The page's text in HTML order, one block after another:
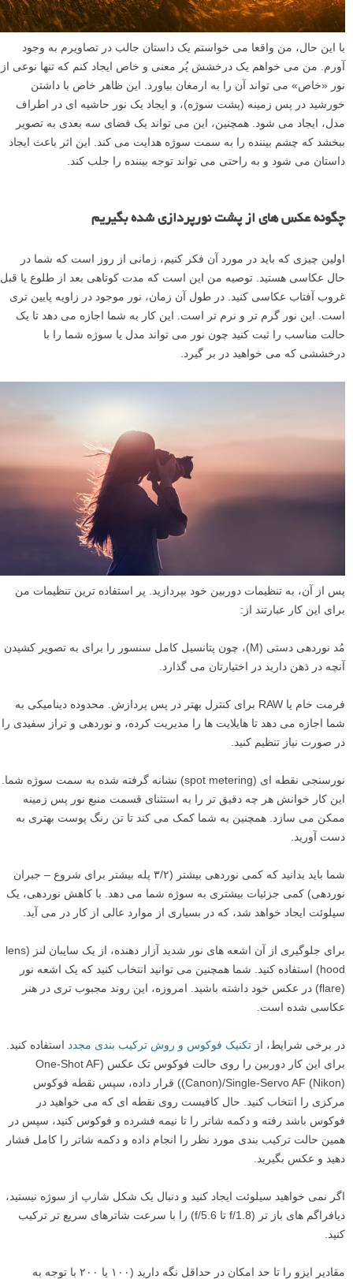
با این حال، من واقعا می خواستم یک داستان جالب در تصاویرم به وجود
آورم. من می خواهم یک درخشش پُر معنی و خاص ایجاد کنم که تنها نوعی از
نور «خاص» می تواند آن را به ارمغان بیاورد. این ظاهر خاص با داشتن
خورشید در پس زمینه (پشت سوژه)، و ایجاد یک نور حاشیه ای در اطراف
مدل، ایجاد می شود. همچنین، این می تواند یک فضای سه بعدی به تصویر
ببخشد که چشم بیننده را به سمت سوژه هدایت می کند. این اثر باعث ایجاد
داستان می شود و به راحتی می تواند توجه بیننده را جلب کند.
چگونه عکس های از پشت نورپردازی شده بگیریم
اولین چیزی که باید در مورد آن فکر کنیم، زمانی از روز است که شما در
حال عکاسی هستید. توصیه من این است که مدت کوتاهی بعد از طلوع یا قبل
غروب آفتاب عکاسی کنید. در طول آن زمان، نور موجود در زاویه پایین تری
است. این نور گرم تر و نرم تر است. این کار به شما اجازه می دهد تا یک
حالت مناسب را ثبت کنید چون نور می تواند مدل یا سوژه شما را با
درخششی که می خواهید در بر گیرد.
پس از آن، به تنظیمات دوربین خود بپردازید. پر استفاده ترین تنظیمات من
برای این کار عبارتند از:
مُد نوردهی دستی (M)، چون پتانسیل کامل سنسور را برای به تصویر کشیدن
آنچه در ذهن دارید در اختیارتان می گذارد.
فرمت خام یا RAW برای کنترل بهتر در پس پردازش. محدوده دینامیکی به
شما اجازه می دهد تا هایلایت ها را مدیریت کرده، و نوردهی و تراز سفیدی را
در صورت نیاز تنظیم کنید.
نورسنجی نقطه ای (spot metering) نشانه گرفته شده به سمت سوژه شما.
این کار خوانش هر چه دقیق تر را به استثنای قسمت منبع نور پس زمینه
ممکن می سازد. همچنین به شما کمک می کند تا تن رنگ پوست بهتری به
دست آورید.
شما باید بدانید که کمی نوردهی بیشتر (۳/۲ پله بیشتر برای شروع – جبران
نوردهی) کمی جزئیات بیشتری به سوژه شما می دهد. با کاهش نوردهی، یک
سیلوئت ایجاد خواهد شد، که در بسیاری از موارد عالی از کار در می آید.
برای جلوگیری از آن اشعه های نور شدید آزار دهنده، از یک سایبان لنز (lens
hood) استفاده کنید. شما همچنین می توانید انتخاب کنید که یک اشعه نور
(flare) در عکس خود داشته باشید. امروزه، این روند مجبوب تری در هنر
عکاسی شده است.
در برخی شرایط، از تکنیک فوکوس و روش ترکیب بندی مجدد استفاده کنید.
برای این کار دوربین را روی حالت فوکوس تک عکس (One-Shot AF
(Canon)/Single-Servo AF (Nikon)) قرار داده، سپس نقطه فوکوس
مرکزی را انتخاب کنید. حال کافیست روی نقطه ای که می خواهید در
فوکوس باشد رفته و دکمه شاتر را تا نیمه فشرده و فوکوس کنید، سپس در
همین حالت ترکیب بندی مورد نظر را انجام داده و دکمه شاتر را کامل فشار
دهید و عکس بگیرید.
اگر نمی خواهید سیلوئت ایجاد کنید و دنبال یک شکل شارپ از سوژه نیستید،
دیافراگم های باز تر (f/1.8 تا f/5.6) را با سرعت شاترهای سریع تر ترکیب
کنید.
مقادیر ایزو را تا حد امکان در حداقل نگه دارید (۱۰۰ یا ۲۰۰ با توجه به